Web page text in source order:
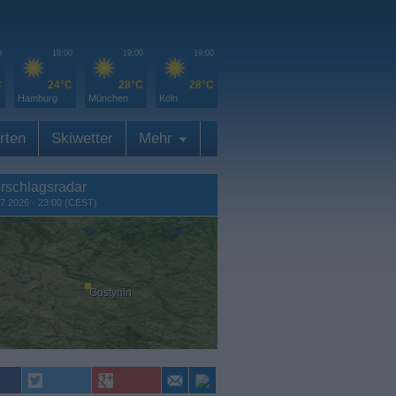
19:00
24°C
Hamburg
19:00
28°C
München
19:00
28°C
Köln
Skiwetter Mehr
- 23:00 (CEST)
Gostynin